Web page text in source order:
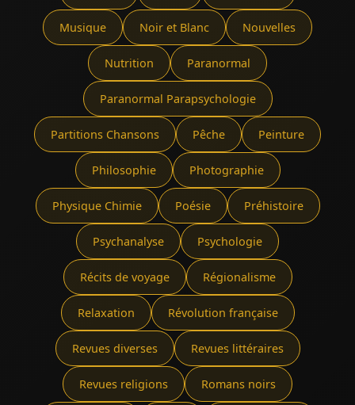
Musique Noir et Blanc Nouvelles
Nutrition Paranormal
Paranormal Parapsychologie
Partitions Chansons Pêche Peinture
Philosophie Photographie
Physique Chimie Poésie Préhistoire
Psychanalyse Psychologie
Récits de voyage Régionalisme
Relaxation Révolution française
Revues diverses Revues littéraires
Revues religions Romans noirs